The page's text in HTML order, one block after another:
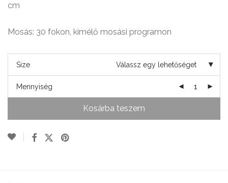
cm
Mosás: 30 fokon, kímélő mosási programon
Size Válassz egy lehetőséget
Mennyiség
Kosárba teszem